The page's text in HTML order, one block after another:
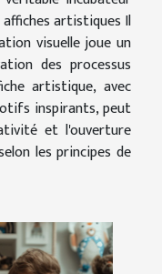
artistiques Il
visuelle joue un
des processus
artistique, avec
inspirants, peut
et l'ouverture
les principes de